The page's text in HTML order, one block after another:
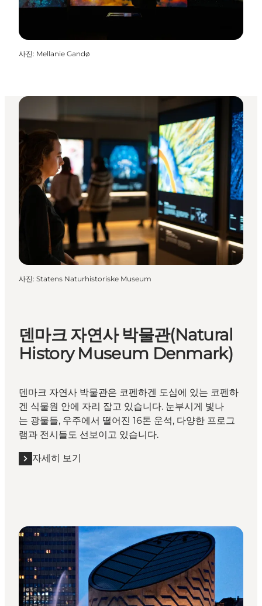
사진: Mellanie Gandø
사진: Statens Naturhistoriske Museum
덴마크 자연사 박물관(Natural
History Museum Denmark)
덴마크 자연사 박물관은 코펜하겐 도심에 있는 코펜하
겐 식물원 안에 자리 잡고 있습니다. 눈부시게 빛나
는 광물들, 우주에서 떨어진 16톤 운석, 다양한 프로그
램과 전시들도 선보이고 있습니다.
자세히 보기
자세히 보기 "덴마크 자연사 박물관(Natural History